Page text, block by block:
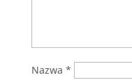
Nazwa *